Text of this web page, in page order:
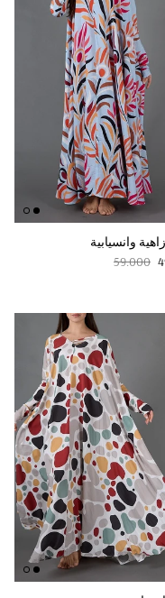
وانسيابية
Regular price
59.000